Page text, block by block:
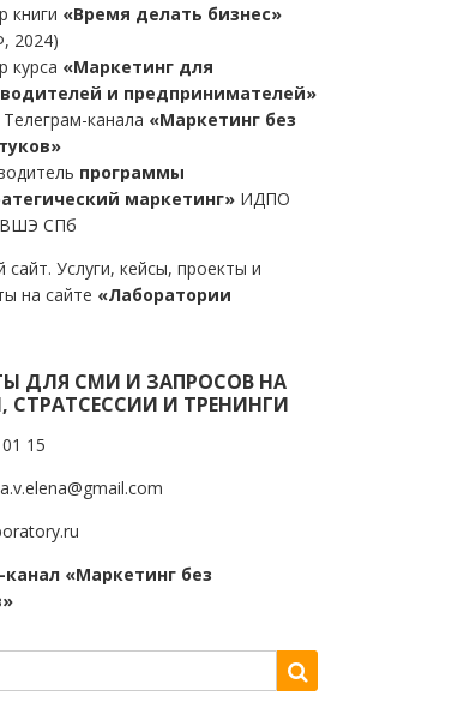
книги «Время делать бизнес»
2024)
курса «Маркетинг для
и предпринимателей»
канала «Маркетинг без
программы
маркетинг» ИДПО
СПб
сайт. Услуги, кейсы, проекты и
на сайте «Лаборатории
ДЛЯ СМИ И ЗАПРОСОВ НА
СТРАТСЕССИИ И ТРЕНИНГИ
15
«Маркетинг без